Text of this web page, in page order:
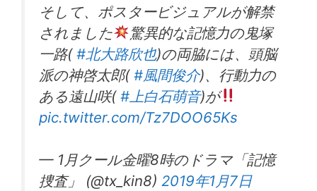
そして、ポスタービジュアルが解禁
されました
驚異的な記憶力の鬼塚
一路( #北大路欣也)の両脇には、頭脳
派の神啓太郎( #風間俊介)、行動力の
ある遠山咲( #上白石萌音)が
pic.twitter.com/Tz7DOO65Ks
— 1月クール金曜8時のドラマ「記憶
捜査」 (@tx_kin8) 2019年1月7日